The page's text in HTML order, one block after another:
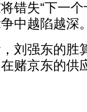
错失“下一
中越陷越深
刘强东的胜
赌京东的供